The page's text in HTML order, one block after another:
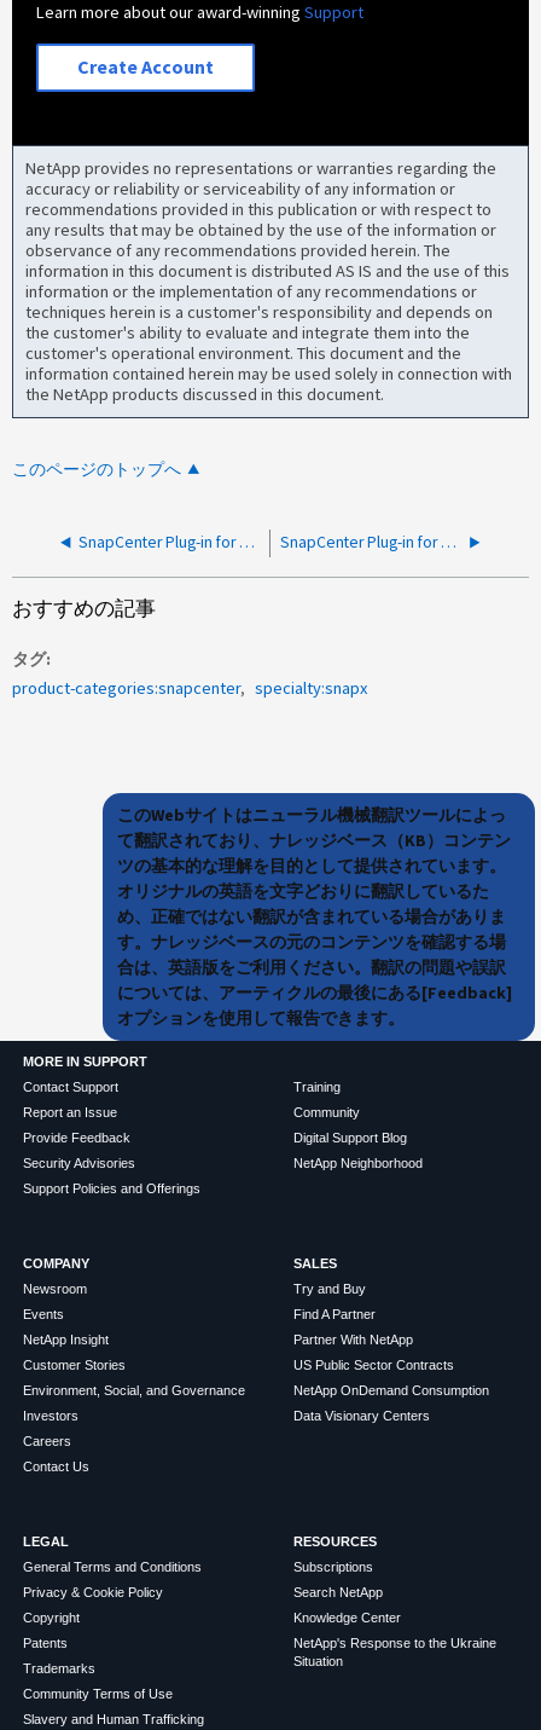
Learn more about our award-winningSupport
Create Account
NetApp provides no representations or warranties regarding the
accuracy or reliability or serviceability of any information or
recommendations provided in this publication or with respect to
any results that may be obtained by the use of the information or
observance of any recommendations provided herein. The
information in this document is distributed AS IS and the use of this
information or the implementation of any recommendations or
techniques herein is a customer's responsibility and depends on
the customer's ability to evaluate and integrate them into the
customer's operational environment. This document and the
information contained herein may be used solely in connection with
the NetApp products discussed in this document.
このページのトップへ
SnapCenter Plug-in for Oracle：データベース ホストとSnapCenter サーバ間のポート8146がブロックされているためバックアップが失敗する SnapCenter Plug-in for Oracle のバックアップが、 rman-08139 アーカイブ REDO ログが削除されず、失敗します
おすすめの記事
タグ
product-categories:snapcenter
specialty:snapx
このWebサイトはニューラル機械翻訳ツールによっ
て翻訳されており、ナレッジベース（KB）コンテン
ツの基本的な理解を目的として提供されています。
オリジナルの英語を文字どおりに翻訳しているた
め、正確ではない翻訳が含まれている場合がありま
す。ナレッジベースの元のコンテンツを確認する場
合は、英語版をご利用ください。翻訳の問題や誤訳
については、アーティクルの最後にある[Feedback]
オプションを使用して報告できます。
MORE IN SUPPORT
Contact Support
Report an Issue
Provide Feedback
Security Advisories
Support Policies and Offerings
Training
Community
Digital Support Blog
NetApp Neighborhood
COMPANY
Newsroom
Events
NetApp Insight
Customer Stories
Environment, Social, and Governance
Investors
Careers
Contact Us
SALES
Try and Buy
Find A Partner
Partner With NetApp
US Public Sector Contracts
NetApp OnDemand Consumption
Data Visionary Centers
LEGAL
General Terms and Conditions
Privacy & Cookie Policy
Copyright
Patents
Trademarks
Community Terms of Use
Slavery and Human Trafficking
RESOURCES
Subscriptions
Search NetApp
Knowledge Center
NetApp's Response to the Ukraine
Situation